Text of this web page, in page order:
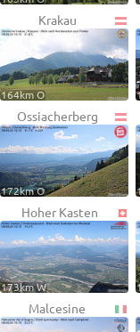
Krakau
164km O
Ossiacherberg
172km O
Hoher Kasten
173km W
Malcesine